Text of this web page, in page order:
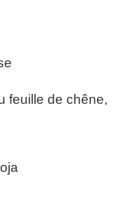
feuille de chêne,